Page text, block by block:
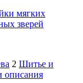
мягких
зверей
2 Шитье и
описания